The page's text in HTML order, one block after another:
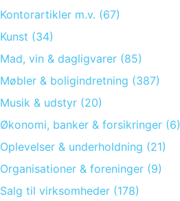
Kontorartikler m.v. (67)
Kunst (34)
Mad, vin & dagligvarer (85)
Møbler & boligindretning (387)
Musik & udstyr (20)
Økonomi, banker & forsikringer (6)
Oplevelser & underholdning (21)
Organisationer & foreninger (9)
Salg til virksomheder (178)